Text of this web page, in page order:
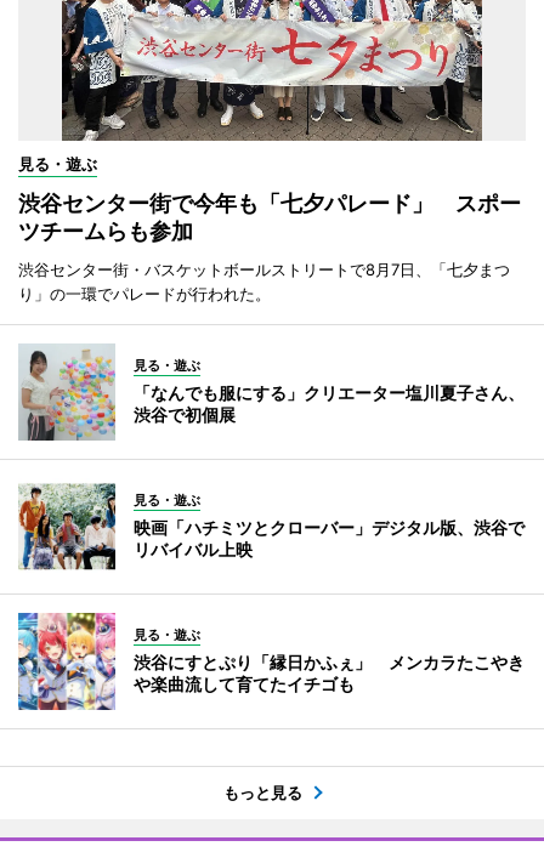
見る・遊ぶ
渋谷センター街で今年も「七夕パレード」 スポー
ツチームらも参加
渋谷センター街・バスケットボールストリートで8月7日、「七夕まつ
り」の一環でパレードが行われた。
見る・遊ぶ
「なんでも服にする」クリエーター塩川夏子さん、
渋谷で初個展
見る・遊ぶ
映画「ハチミツとクローバー」デジタル版、渋谷で
リバイバル上映
見る・遊ぶ
渋谷にすとぷり「縁日かふぇ」 メンカラたこやき
や楽曲流して育てたイチゴも
もっと見る